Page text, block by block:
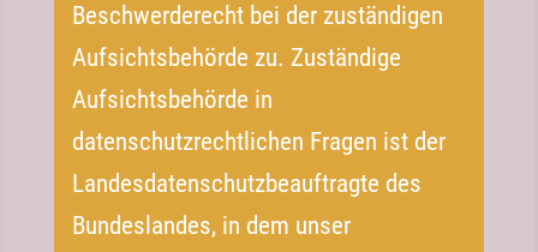
Beschwerderecht bei der zuständigen
Aufsichtsbehörde zu. Zuständige
Aufsichtsbehörde in
datenschutzrechtlichen Fragen ist der
Landesdatenschutzbeauftragte des
Bundeslandes, in dem unser